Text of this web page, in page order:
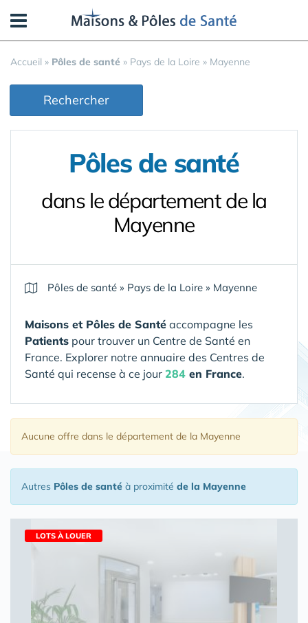
Accueil » Pôles de santé » Pays de la Loire » Mayenne
Rechercher
Pôles de santé
dans le département de la
Mayenne
Pôles de santé » Pays de la Loire » Mayenne
Maisons et Pôles de Santé accompagne les
Patients pour trouver un Centre de Santé en
France. Explorer notre annuaire des Centres de
Santé qui recense à ce jour 284 en France.
Aucune offre dans le département de la Mayenne
Autres Pôles de santé à proximité de la Mayenne
LOTS À LOUER
Panneau de gestion des cookies